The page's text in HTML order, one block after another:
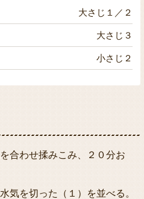
大さじ１／２
大さじ３
小さじ２
合わせ揉みこみ、２０分お
気を切った（１）を並べる。